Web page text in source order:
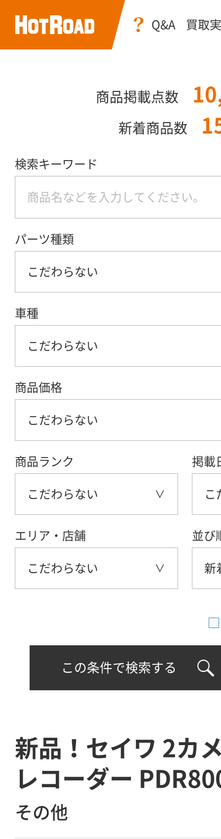
Q&A 買取
商品掲載点数
新着商品数
検索キーワード
パーツ種類
こだわらない
車種
こだわらない
商品価格
こだわらない
商品ランク
こだわらない
掲載
こ
エリア・店舗
こだわらない
並び
新
この条件で検索する
新品！セイワ 2カ
レコーダー
その他